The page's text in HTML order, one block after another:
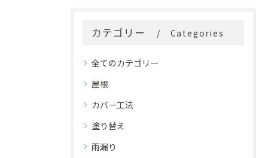
カテゴリー Categories
全てのカテゴリー
屋根
カバー工法
塗り替え
雨漏り